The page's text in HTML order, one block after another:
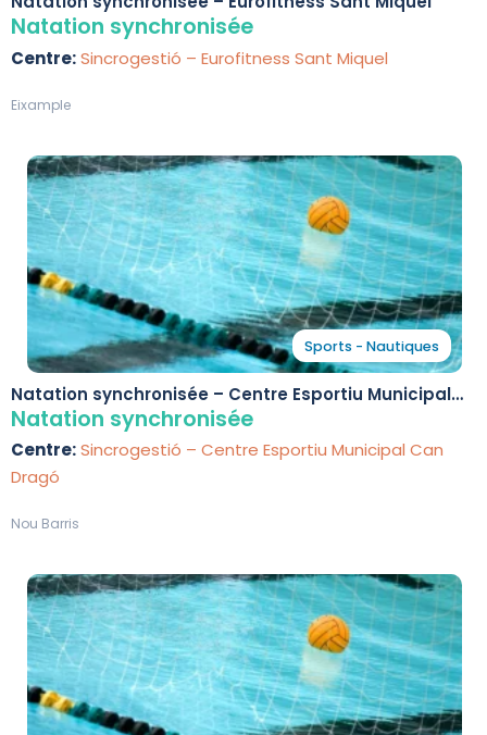
Natation synchronisée
Centre:Sincrogestió – Eurofitness Sant Miquel
Eixample
Sports - Nautiques
Natation synchronisée – Centre Esportiu Municipal
Can Dragó
Natation synchronisée
Centre:Sincrogestió – Centre Esportiu Municipal Can
Dragó
Nou Barris